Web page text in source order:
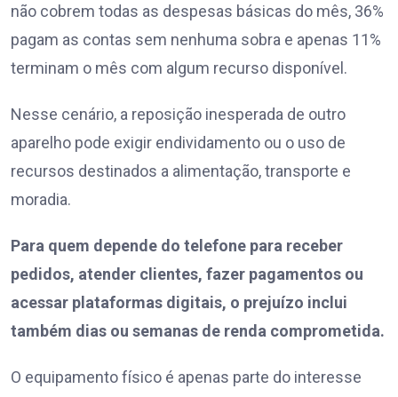
não cobrem todas as despesas básicas do mês, 36%
pagam as contas sem nenhuma sobra e apenas 11%
terminam o mês com algum recurso disponível.
Nesse cenário, a reposição inesperada de outro
aparelho pode exigir endividamento ou o uso de
recursos destinados a alimentação, transporte e
moradia.
Para quem depende do telefone para receber
pedidos, atender clientes, fazer pagamentos ou
acessar plataformas digitais, o prejuízo inclui
também dias ou semanas de renda comprometida.
O equipamento físico é apenas parte do interesse